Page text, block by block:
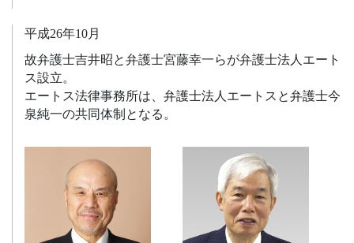
平成26年10月
故弁護士吉井昭と弁護士宮藤幸一らが弁護士法人エート
ス設立。
エートス法律事務所は、弁護士法人エートスと弁護士今
泉純一の共同体制となる。